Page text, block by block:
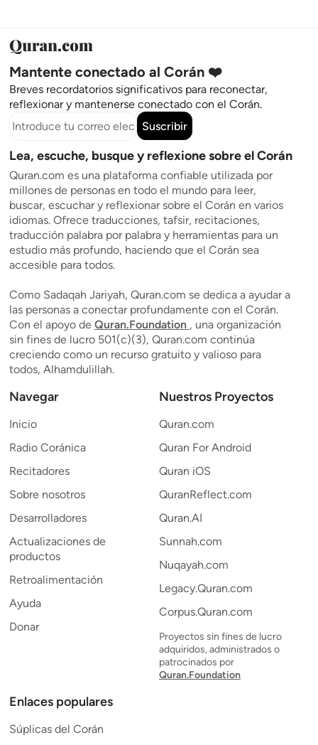
Mantente conectado al Corán ❤️
Breves recordatorios significativos para reconectar,
reflexionar y mantenerse conectado con el Corán.
Suscribir
Lea, escuche, busque y reflexione sobre el Corán
Quran.com es una plataforma confiable utilizada por
millones de personas en todo el mundo para leer,
buscar, escuchar y reflexionar sobre el Corán en varios
idiomas. Ofrece traducciones, tafsir, recitaciones,
traducción palabra por palabra y herramientas para un
estudio más profundo, haciendo que el Corán sea
accesible para todos.
Como Sadaqah Jariyah, Quran.com se dedica a ayudar a
las personas a conectar profundamente con el Corán.
Con el apoyo de Quran.Foundation , una organización
sin fines de lucro 501(c)(3), Quran.com continúa
creciendo como un recurso gratuito y valioso para
todos, Alhamdulillah.
Navegar
Inicio
Radio Coránica
Recitadores
Sobre nosotros
Desarrolladores
Actualizaciones de
productos
Retroalimentación
Ayuda
Donar
Nuestros Proyectos
Quran.com
Quran For Android
Quran iOS
QuranReflect.com
Quran.AI
Sunnah.com
Nuqayah.com
Legacy.Quran.com
Corpus.Quran.com
Proyectos sin fines de lucro
adquiridos, administrados o
patrocinados por
Quran.Foundation
Enlaces populares
Súplicas del Corán